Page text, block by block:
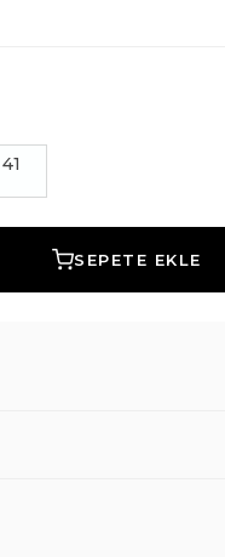
41
SEPETE EKLE